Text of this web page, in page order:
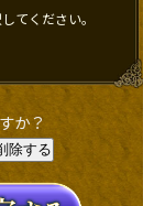
てください。
か？